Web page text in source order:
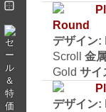
Round
デザイン:
Scroll金
Goldサイ
デザイン: